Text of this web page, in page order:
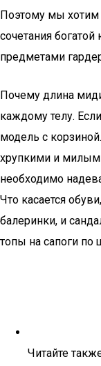
Поэтому мы хотим
сочетания
предметами
Почему длина
каждому телу.
модель с
хрупкими и
необходимо
Что касается
балеринки, и
топы на сапоги по
Читайте